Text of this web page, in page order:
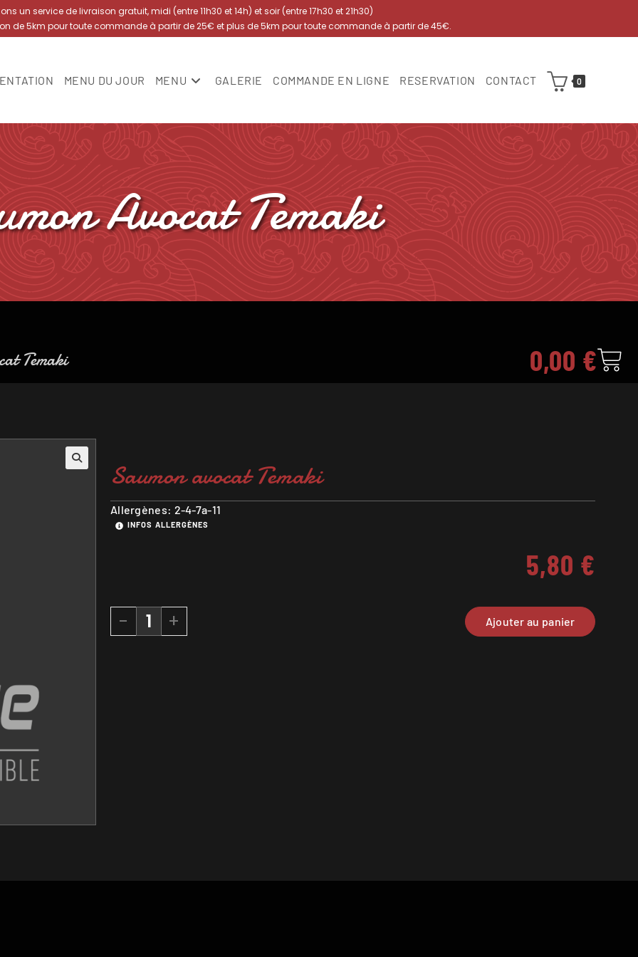
un service de livraison gratuit, midi (entre 11h30 et 14h) et soir (entre 17h30 et 21h30)
de 5km pour toute commande à partir de 25€ et plus de 5km pour toute commande à partir de 45€.
MENU DU JOUR MENU GALERIE COMMANDE EN LIGNE RESERVATION CONTACT 0
Avocat Temaki
Temaki 0,00 €
Saumon avocat Temaki
Allergènes: 2-4-7a-11
INFOS ALLERGÈNES
5,80 €
- + Ajouter au panier